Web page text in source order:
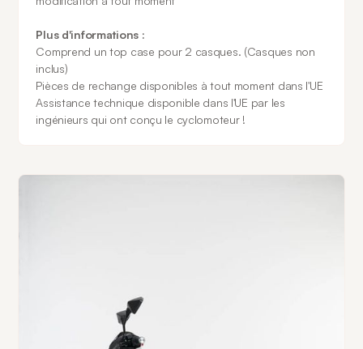
Plus d'informations :
Comprend un top case pour 2 casques. (Casques non
inclus)
Pièces de rechange disponibles à tout moment dans l'UE
Assistance technique disponible dans l'UE par les
ingénieurs qui ont conçu le cyclomoteur !